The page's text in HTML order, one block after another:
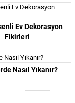
Ev Dekorasyon
Fikirleri
Nasıl Yıkanır?